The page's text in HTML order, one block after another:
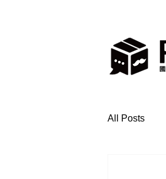
All Posts